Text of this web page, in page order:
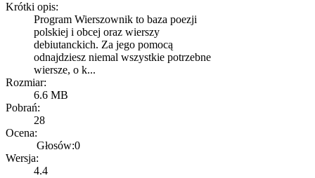
Krótki opis:
Program Wierszownik to baza poezji
polskiej i obcej oraz wierszy
debiutanckich. Za jego pomocą
odnajdziesz niemal wszystkie potrzebne
wiersze, o k...
Rozmiar:
6.6 MB
Pobrań:
28
Ocena:
Głosów:0
Wersja:
4.4